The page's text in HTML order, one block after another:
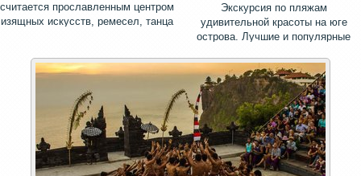
считается прославленным центром
изящных искусств, ремесел, танца
Экскурсия по пляжам
удивительной красоты на юге
острова. Лучшие и популярные